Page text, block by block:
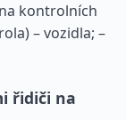
kontrolních
– vozidla; –
řidiči na